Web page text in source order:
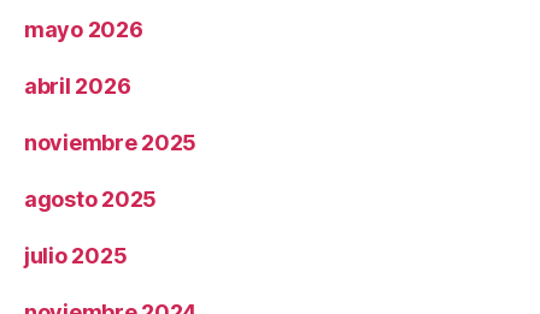
mayo 2026
abril 2026
noviembre 2025
agosto 2025
julio 2025